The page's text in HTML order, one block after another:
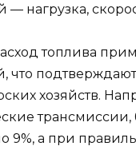
нагрузка,
топлива
что
хозяйств.
9%, а при